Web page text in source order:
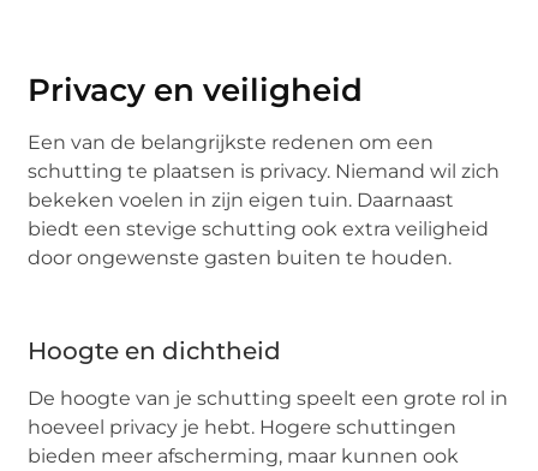
Privacy en veiligheid
Een van de belangrijkste redenen om een
schutting te plaatsen is privacy. Niemand wil zich
bekeken voelen in zijn eigen tuin. Daarnaast
biedt een stevige schutting ook extra veiligheid
door ongewenste gasten buiten te houden.
Hoogte en dichtheid
De hoogte van je schutting speelt een grote rol in
hoeveel privacy je hebt. Hogere schuttingen
bieden meer afscherming, maar kunnen ook